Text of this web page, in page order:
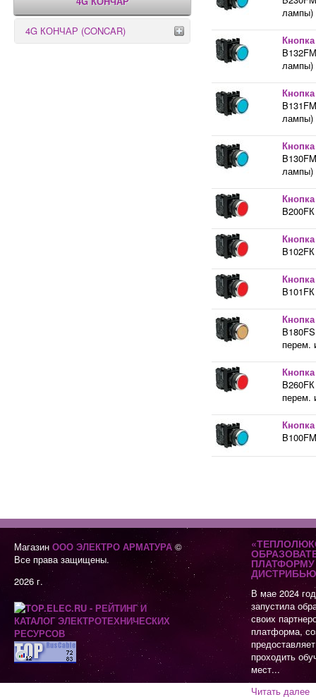
4G КОНЧАР (CONCAR)
лампы)
лампы)
лампы)
лампы)
перем.
перем.
Магазин ООО ЭЛЕКТРО АРМАТУРА©
Все права защищены.
2026 г.
В мае 2024
запустила
своих
платформа,
проходить
мест...
Читать далее